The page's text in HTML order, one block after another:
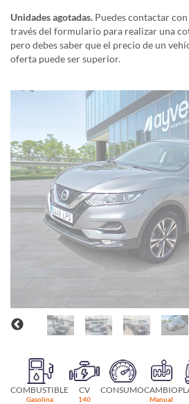
Unidades agotadas. Puedes contactar
través del formulario para realizar una
pero debes saber que el precio de un
oferta puede ser superior.
COMBUSTIBLE
Gasolina
CV
140
CONSUMOCAMBIO
Manual